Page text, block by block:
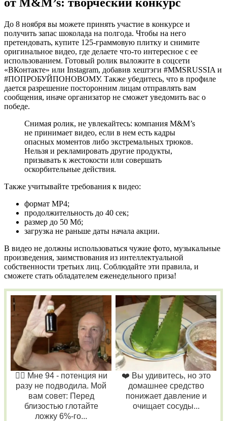
До 8 ноября вы можете принять участие в конкурсе и
получить запас шоколада на полгода. Чтобы на него
претендовать, купите 125-граммовую плитку и снимите
оригинальное видео, где делаете что-то интересное с ее
использованием. Готовый ролик выложите в соцсети
«ВКонтакте» или Instagram, добавив хештэги #MMSRUSSIA и
#ПОПРОБУЙПОНОВОМУ. Также убедитесь, что в профиле
дается разрешение посторонним лицам отправлять вам
сообщения, иначе организатор не сможет уведомить вас о
победе.
Снимая ролик, не увлекайтесь: компания M&M’s
не принимает видео, если в нем есть кадры
опасных моментов либо экстремальных трюков.
Нельзя и рекламировать другие продукты,
призывать к жестокости или совершать
оскорбительные действия.
Также учитывайте требования к видео:
формат MP4;
продолжительность до 40 сек;
размер до 50 Мб;
загрузка не раньше даты начала акции.
В видео не должны использоваться чужие фото, музыкальные
произведения, заимствования из интеллектуальной
собственности третьих лиц. Соблюдайте эти правила, и
сможете стать обладателем еженедельного приза!
❤️‍🔥 Мне 94 - потенция ни
разу не подводила. Мой
вам совет: Перед
близостью глотайте
ложку 6%-го...
❤️ Вы удивитесь, но это
домашнее средство
понижает давление и
очищает сосуды...